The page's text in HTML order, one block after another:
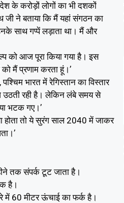
के करोड़ों लोगों का भी दशकों
ने बताया कि मैं यहां संगठन का
साथ गप्पें लड़ाता था। मैं और
को आज पूरा किया गया है। इस
मैं प्रणाम करता हूं।’
भारत में रेगिस्तान का विस्तार
उठती रही है। लेकिन लंबे समय से
भटक गए।’
होता तो ये सुरंग साल 2040 में जाकर
तक संपर्क टूट जाता है।
है।
60 मीटर ऊंचाई का फर्क है।